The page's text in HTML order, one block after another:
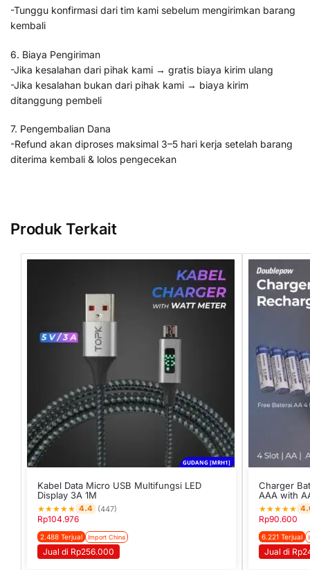
-Tunggu konfirmasi dari tim kami sebelum mengirimkan barang
kembali
6. Biaya Pengiriman
-Jika kesalahan dari pihak kami → gratis biaya kirim ulang
-Jika kesalahan bukan dari pihak kami → biaya kirim
ditanggung pembeli
7. Pengembalian Dana
-Refund akan diproses maksimal 3–5 hari kerja setelah barang
diterima kembali & lolos pengecekan
Produk Terkait
GUDANG [MRH1]
Kabel Data Micro USB Multifungsi LED
Display 3A 1M
★★★★★ 4.4 (447)
Rp104.976
2.488 Terjual Import China
Jual di Rp256.000
Charger
AAA with
★★★★★
Rp90.600
6.221 Terjual
Jual di